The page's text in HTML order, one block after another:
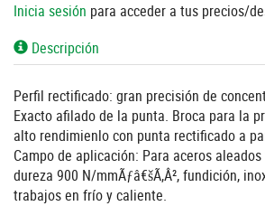
Inicia sesión para acceder a tus precios/
Descripción
Perfil rectificado: gran precisión de
Exacto afilado de la punta. Broca para la
alto rendimienlo con punta rectificado a
Campo de aplicación: Para aceros
dureza 900 N/mmÃƒâ€šÃ‚Â², fundición,
trabajos en frío y caliente.